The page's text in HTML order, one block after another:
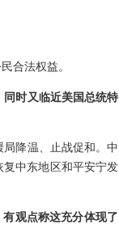
合法权益。
时又临近美国总统特
降温、止战促和。中
复中东地区和平安宁发
观点称这充分体现了